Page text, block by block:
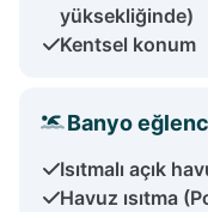
yüksekliğinde)
Kentsel konum
Banyo
Isıtmalı açık
Havuz ısıtma